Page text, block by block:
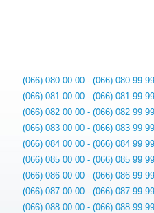
(066) 080 00 00 - (066) 080 99 99
(066) 081 00 00 - (066) 081 99 99
(066) 082 00 00 - (066) 082 99 99
(066) 083 00 00 - (066) 083 99 99
(066) 084 00 00 - (066) 084 99 99
(066) 085 00 00 - (066) 085 99 99
(066) 086 00 00 - (066) 086 99 99
(066) 087 00 00 - (066) 087 99 99
(066) 088 00 00 - (066) 088 99 99